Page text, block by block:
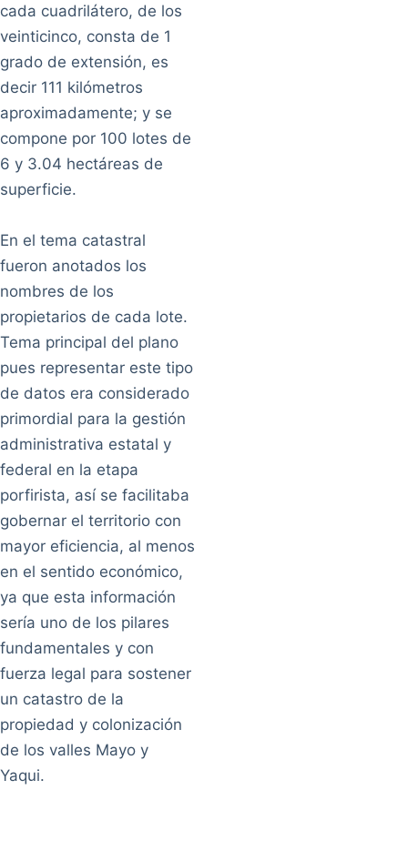
cada cuadrilátero, de los
veinticinco, consta de 1
grado de extensión, es
decir 111 kilómetros
aproximadamente; y se
compone por 100 lotes de
6 y 3.04 hectáreas de
superficie.
En el tema catastral
fueron anotados los
nombres de los
propietarios de cada lote.
Tema principal del plano
pues representar este tipo
de datos era considerado
primordial para la gestión
administrativa estatal y
federal en la etapa
porfirista, así se facilitaba
gobernar el territorio con
mayor eficiencia, al menos
en el sentido económico,
ya que esta información
sería uno de los pilares
fundamentales y con
fuerza legal para sostener
un catastro de la
propiedad y colonización
de los valles Mayo y
Yaqui.